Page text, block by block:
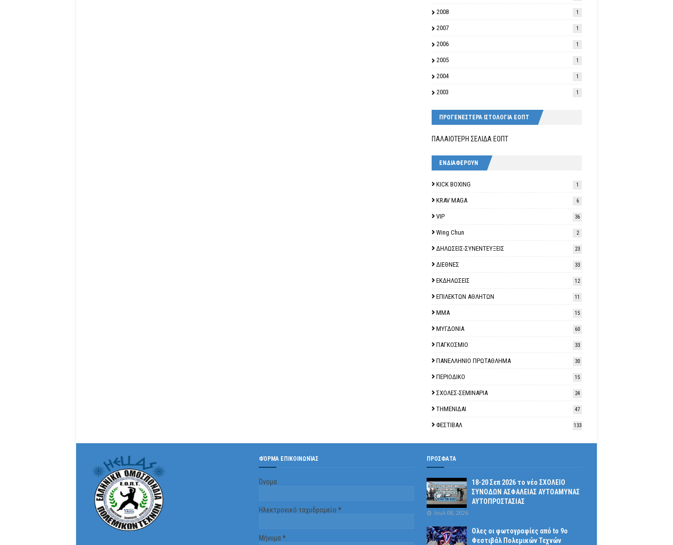
2008 1
2007 1
2006 1
2005 1
2004 1
2003 1
ΠΡΟΓΕΝΕΣΤΕΡΑ ΙΣΤΟΛΟΓΙΑ ΕΟΠΤ
ΠΑΛΑΙΟΤΕΡΗ ΣΕΛΙΔΑ ΕΟΠΤ
ΕΝΔΙΑΦΕΡΟΥΝ
KICK BOXING 1
KRAV MAGA 6
VIP 36
Wing Chun 2
ΔΗΛΩΣΕΙΣ-ΣΥΝΕΝΤΕΥΞΕΙΣ 23
ΔΙΕΘΝΕΣ 33
ΕΚΔΗΛΩΣΕΙΣ 12
ΕΠΙΛΕΚΤΩΝ ΑΘΛΗΤΩΝ 11
ΜΜΑ 15
ΜΥΓΔΟΝΙΑ 60
ΠΑΓΚΟΣΜΙΟ 33
ΠΑΝΕΛΛΗΝΙΟ ΠΡΩΤΑΘΛΗΜΑ 30
ΠΕΡΙΟΔΙΚΟ 15
ΣΧΟΛΕΣ-ΣΕΜΙΝΑΡΙΑ 24
ΤΗΜΕΝΙΔΑΙ 47
ΦΕΣΤΙΒΑΛ 133
ΦΌΡΜΑ ΕΠΙΚΟΙΝΩΝΊΑΣ
Όνομα
Ηλεκτρονικό ταχυδρομείο *
Μήνυμα*
ΠΡΟΣΦΑΤΑ
18-20 Σεπ 2026 το νέο ΣΧΟΛΕΙΟ
ΣΥΝΟΔΩΝ ΑΣΦΑΛΕΙΑΣ ΑΥΤΟΑΜΥΝΑΣ
ΑΥΤΟΠΡΟΣΤΑΣΙΑΣ
Ιουλ 08, 2026
Ολες οι φωτογραφίες από tο 9ο
Φεστιβάλ Πολεμικών Τεχνών